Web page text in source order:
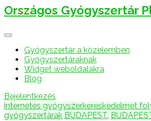
Országos Gyógyszertár
Gyógyszertár a közelemben
Gyógyszertáraknak
Widget weboldalakra
Blog
Bejelentkezés
internetes gyógyszerkereskedelmet
gyógyszertárak BUDAPEST,